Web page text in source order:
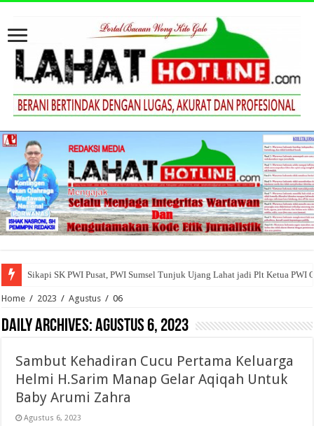
Sikapi SK PWI Pusat, PWI Sumsel Tunjuk Ujang Lahat jadi Plt Ketua PWI
Home / 2023 / Agustus / 06
Daily Archives:Agustus 6, 2023
Sambut Kehadiran Cucu Pertama Keluarga
Helmi H.Sarim Manap Gelar Aqiqah Untuk
Baby Arumi Zahra
Agustus 6, 2023